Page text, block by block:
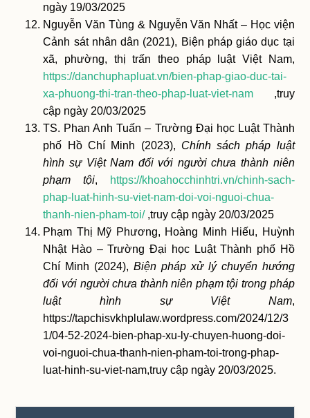
ngày 19/03/2025
Nguyễn Văn Tùng & Nguyễn Văn Nhất – Học viện
Cảnh sát nhân dân (2021), Biện pháp giáo dục tại
xã, phường, thị trấn theo pháp luật Việt Nam,
https://danchuphapluat.vn/bien-phap-giao-duc-tai-
xa-phuong-thi-tran-theo-phap-luat-viet-nam ,truy
cập ngày 20/03/2025
TS. Phan Anh Tuấn – Trường Đại học Luật Thành
phố Hồ Chí Minh (2023), Chính sách pháp luật
hình sự Việt Nam đối với người chưa thành niên
phạm tội,
https://khoahocchinhtri.vn/chinh-sach-
phap-luat-hinh-su-viet-nam-doi-voi-nguoi-chua-
thanh-nien-pham-toi/,truy cập ngày 20/03/2025
Phạm Thị Mỹ Phương, Hoàng Minh Hiếu, Huỳnh
Nhật Hào – Trường Đại học Luật Thành phố Hồ
Chí Minh (2024),Biện pháp xử lý chuyển hướng
đối với người chưa thành niên phạm tội trong pháp
luật hình sự Việt Nam,
https://tapchisvkhplulaw.wordpress.com/2024/12/3
1/04-52-2024-bien-phap-xu-ly-chuyen-huong-doi-
voi-nguoi-chua-thanh-nien-pham-toi-trong-phap-
luat-hinh-su-viet-nam,truy cập ngày 20/03/2025.